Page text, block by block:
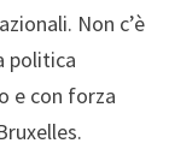
Non c’è
politica
e con forza